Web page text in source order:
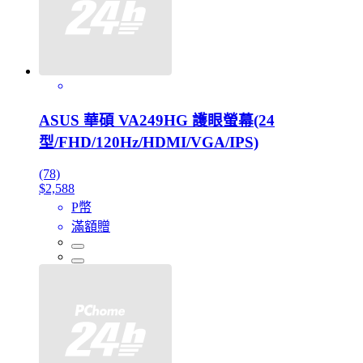
ASUS 華碩 VA249HG 護眼螢幕(24
型/FHD/120Hz/HDMI/VGA/IPS)
(78)
$2,588
P幣
滿額贈